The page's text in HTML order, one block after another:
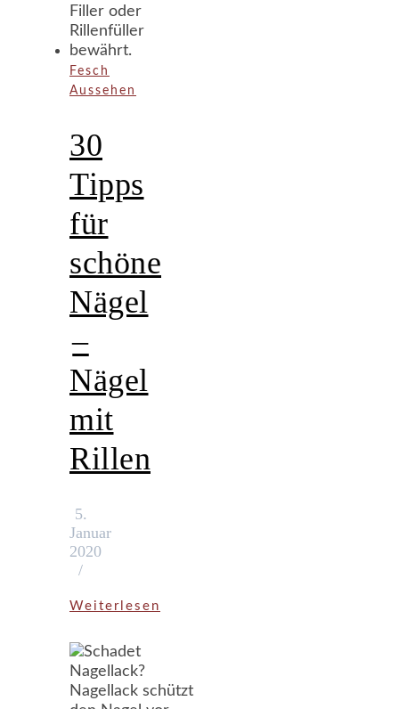
Fesch
Aussehen
30
Tipps
für
schöne
Nägel
–
Nägel
mit
Rillen
5.
Januar
2020
/
Weiterlesen